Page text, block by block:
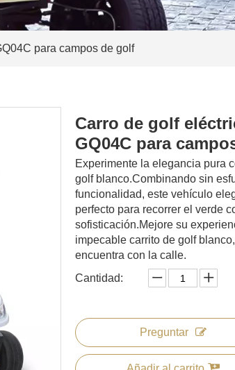
para campos de golf
Carro de golf
GQ04C para
Experimente la elegancia pura
golf blanco.Combinando sin
funcionalidad, este vehículo
perfecto para recorrer el verde
sofisticación.Mejore su
impecable carrito de golf
encuentra con la calle.
Cantidad:
Preguntar